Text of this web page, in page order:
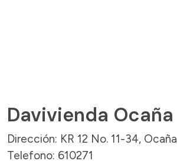
Davivienda Ocaña
Dirección: KR 12 No. 11-34, Ocaña
Telefono: 610271